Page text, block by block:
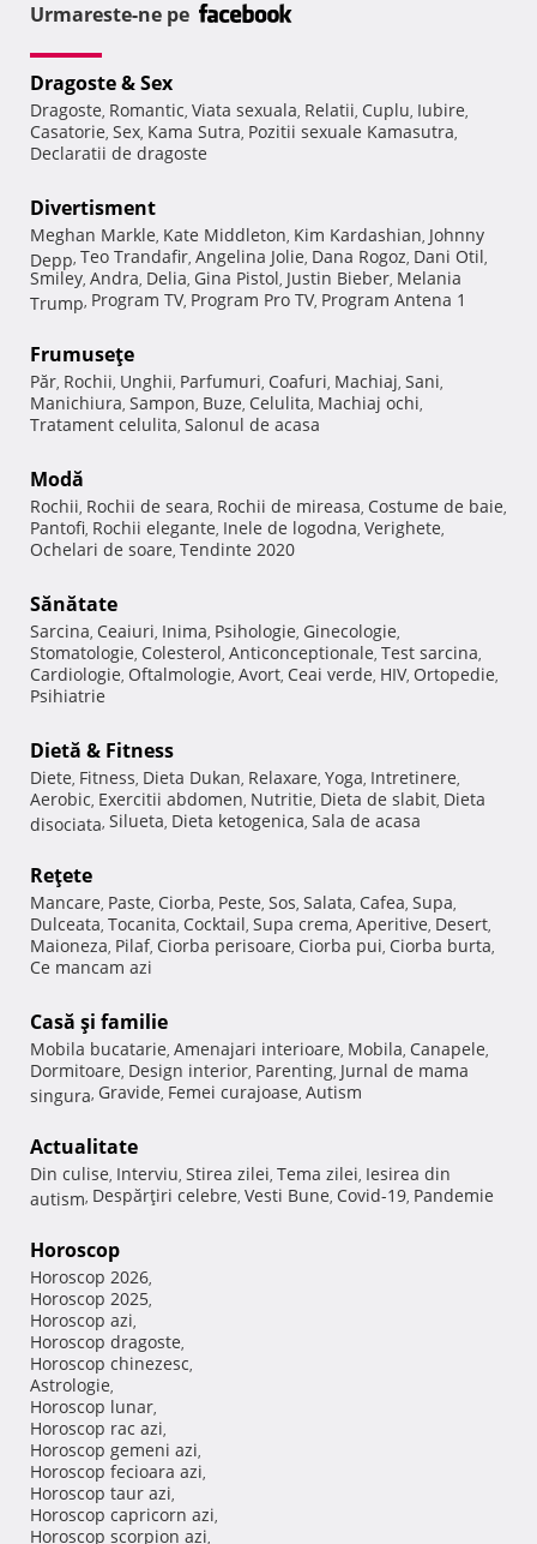
Urmareste-ne pe
Dragoste & Sex
Dragoste, Romantic, Viata sexuala, Relatii, Cuplu, Iubire,
Casatorie, Sex, Kama Sutra, Pozitii sexuale Kamasutra,
Declaratii de dragoste
Divertisment
Meghan Markle, Kate Middleton, Kim Kardashian, Johnny
Depp, Teo Trandafir, Angelina Jolie, Dana Rogoz, Dani Otil,
Smiley, Andra, Delia, Gina Pistol, Justin Bieber, Melania
Trump, Program TV, Program Pro TV, Program Antena 1
Frumuseţe
Păr, Rochii, Unghii, Parfumuri, Coafuri, Machiaj, Sani,
Manichiura, Sampon, Buze, Celulita, Machiaj ochi,
Tratament celulita, Salonul de acasa
Modă
Rochii, Rochii de seara, Rochii de mireasa, Costume de baie,
Pantofi, Rochii elegante, Inele de logodna, Verighete,
Ochelari de soare, Tendinte 2020
Sănătate
Sarcina, Ceaiuri, Inima, Psihologie, Ginecologie,
Stomatologie, Colesterol, Anticonceptionale, Test sarcina,
Cardiologie, Oftalmologie, Avort, Ceai verde, HIV, Ortopedie,
Psihiatrie
Dietă & Fitness
Diete, Fitness, Dieta Dukan, Relaxare, Yoga, Intretinere,
Aerobic, Exercitii abdomen, Nutritie, Dieta de slabit, Dieta
disociata, Silueta, Dieta ketogenica, Sala de acasa
Reţete
Mancare, Paste, Ciorba, Peste, Sos, Salata, Cafea, Supa,
Dulceata, Tocanita, Cocktail, Supa crema, Aperitive, Desert,
Maioneza, Pilaf, Ciorba perisoare, Ciorba pui, Ciorba burta,
Ce mancam azi
Casă şi familie
Mobila bucatarie, Amenajari interioare, Mobila, Canapele,
Dormitoare, Design interior, Parenting, Jurnal de mama
singura, Gravide, Femei curajoase, Autism
Actualitate
Din culise, Interviu, Stirea zilei, Tema zilei, Iesirea din
autism, Despărţiri celebre, Vesti Bune, Covid-19, Pandemie
Horoscop
Horoscop 2026,
Horoscop 2025,
Horoscop azi,
Horoscop dragoste,
Horoscop chinezesc,
Astrologie,
Horoscop lunar,
Horoscop rac azi,
Horoscop gemeni azi,
Horoscop fecioara azi,
Horoscop taur azi,
Horoscop capricorn azi,
Horoscop scorpion azi,